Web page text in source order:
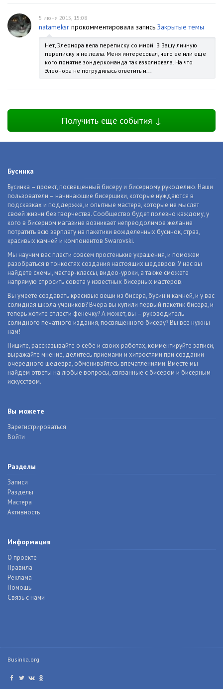
5 июня 2015, 15:08
natameksr прокомментировала запись Закрытые темы
Нет, Элеонора вела переписку со мной В Вашу личную
переписку я не лезла. Меня интересовал, чего ее или еще
кого понятие зондеркоманда так взволновала. На что
Элеонора не потрудилась ответить и...
Получить ещё события ↓
Бусинка
Бусинка – проект, посвященный бисеру и бисерному рукоделию. Наши
пользователи – начинающие бисерщики, которые нуждаются в
подсказках и поддержке, и опытные мастера, которые не мыслят
своей жизни без творчества. Сообщество будет полезно каждому, у
кого в бисерном магазине возникает непреодолимое желание
потратить всю зарплату на пакетики вожделенных бусинок, страз,
красивых камней и компонентов Swarovski.
Мы научим вас плести совсем простенькие украшения, и поможем
разобраться в тонкостях создания настоящих шедевров. У нас вы
найдете схемы, мастер-классы, видео-уроки, а также сможете
напрямую спросить совета у известных бисерных мастеров.
Вы умеете создавать красивые вещи из бисера, бусин и камней, и у вас
солидная школа учеников? Вчера вы купили первый пакетик бисера, и
теперь хотите сплести фенечку? А может, вы – руководитель
солидного печатного издания, посвященного бисеру? Вы все нужны
нам!
Пишите, рассказывайте о себе и своих работах, комментируйте записи,
выражайте мнение, делитесь приемами и хитростями при создании
очередного шедевра, обменивайтесь впечатлениями. Вместе мы
найдем ответы на любые вопросы, связанные с бисером и бисерным
искусством.
Вы можете
Зарегистрироваться
Войти
Разделы
Записи
Разделы
Мастера
Активность
Информация
О проекте
Правила
Реклама
Помощь
Связь с нами
Businka.org